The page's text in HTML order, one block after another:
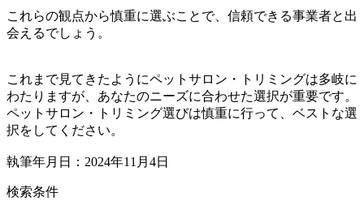
これらの観点から慎重に選ぶことで、信頼できる事業者と出
会えるでしょう。
これまで見てきたようにペットサロン・トリミングは多岐に
わたりますが、あなたのニーズに合わせた選択が重要です。
ペットサロン・トリミング選びは慎重に行って、ベストな選
択をしてください。
執筆年月日：2024年11月4日
検索条件